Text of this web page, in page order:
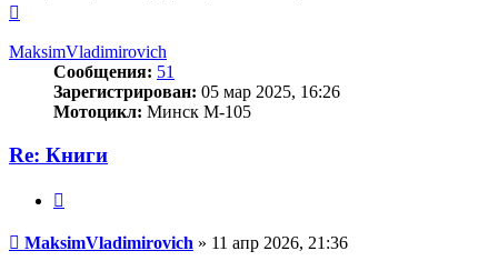
началу
MaksimVladimirovich
Сообщения: 51
Зарегистрирован: 05 мар 2025, 16:26
Мотоцикл: Минск М-105
Re: Книги
Сообщение
MaksimVladimirovich » 11 апр 2026, 21:36